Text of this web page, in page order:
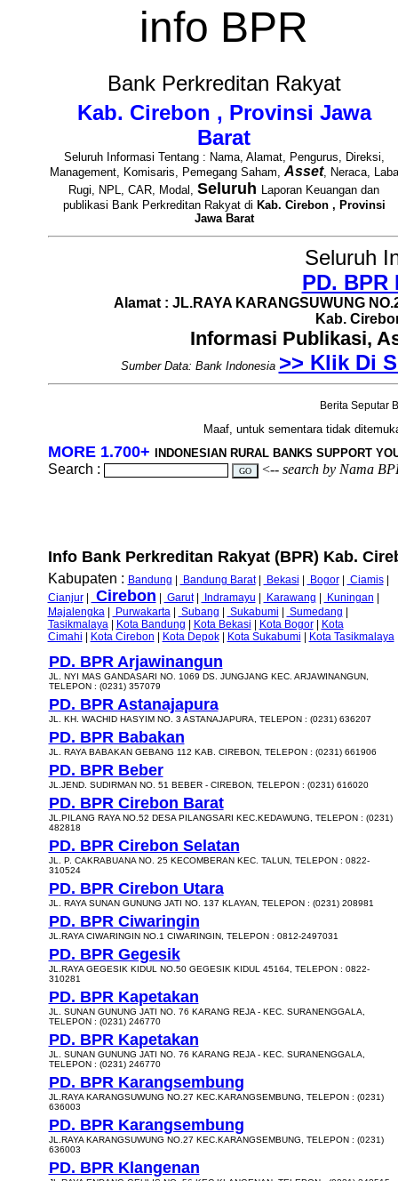
info BPR
Bank Perkreditan Rakyat
Kab. Cirebon , Provinsi Jawa
Barat
Seluruh Informasi Tentang : Nama, Alamat, Pengurus, Direksi,
Management, Komisaris, Pemegang Saham,Asset, Neraca, Laba
Rugi, NPL, CAR, Modal, Seluruh Laporan Keuangan dan
publikasi Bank Perkreditan Rakyat di Kab. Cirebon , Provinsi
Jawa Barat
Seluruh
PD.
Alamat : JL.RAYA KARANGSUWUNG
Kab.
Informasi Publikasi,
Sumber Data: Bank Indonesia >> Klik Di
Berita Seputar
Maaf, untuk sementara tidak
MORE 1.700+ INDONESIAN RURAL BANKS SUPPORT
Search : <-- search by Nama
Info Bank Perkreditan Rakyat (BPR) Kab.
Kabupaten : Bandung Bandung Barat| Bekasi Bogor| Ciamis|
Cianjur| Cirebon Garut| Indramayu Karawang Kuningan
Majalengka| Purwakarta| Subang Sukabumi Sumedang
Tasikmalaya| Kota Bandung Kota Bekasi Kota Bogor|
Kota
Cimahi
Kota Cirebon Kota Depok| Kota Sukabumi Kota Tasikmalaya
PD. BPR Arjawinangun
JL. NYI MAS GANDASARI NO. 1069 DS. JUNGJANG KEC. ARJAWINANGUN,
TELEPON : (0231) 357079
PD. BPR Astanajapura
JL. KH. WACHID HASYIM NO. 3 ASTANAJAPURA, TELEPON : (0231) 636207
PD. BPR Babakan
JL. RAYA BABAKAN GEBANG 112 KAB. CIREBON, TELEPON : (0231) 661906
PD. BPR Beber
JL.JEND. SUDIRMAN NO. 51 BEBER - CIREBON, TELEPON : (0231) 616020
PD. BPR Cirebon Barat
JL.PILANG RAYA NO.52 DESA PILANGSARI KEC.KEDAWUNG, TELEPON : (0231)
482818
PD. BPR Cirebon Selatan
JL. P. CAKRABUANA NO. 25 KECOMBERAN KEC. TALUN, TELEPON : 0822-
310524
PD. BPR Cirebon Utara
JL. RAYA SUNAN GUNUNG JATI NO. 137 KLAYAN, TELEPON : (0231) 208981
PD. BPR Ciwaringin
JL.RAYA CIWARINGIN NO.1 CIWARINGIN, TELEPON : 0812-2497031
PD. BPR Gegesik
JL.RAYA GEGESIK KIDUL NO.50 GEGESIK KIDUL 45164, TELEPON : 0822-
310281
PD. BPR Kapetakan
JL. SUNAN GUNUNG JATI NO. 76 KARANG REJA - KEC. SURANENGGALA,
TELEPON : (0231) 246770
PD. BPR Kapetakan
JL. SUNAN GUNUNG JATI NO. 76 KARANG REJA - KEC. SURANENGGALA,
TELEPON : (0231) 246770
PD. BPR Karangsembung
JL.RAYA KARANGSUWUNG NO.27 KEC.KARANGSEMBUNG, TELEPON : (0231)
636003
PD. BPR Karangsembung
JL.RAYA KARANGSUWUNG NO.27 KEC.KARANGSEMBUNG, TELEPON : (0231)
636003
PD. BPR Klangenan